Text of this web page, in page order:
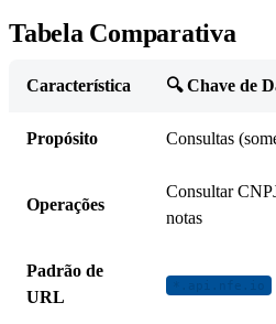
Tabela Comparativa
Característica 🔍 Chave de
Propósito Consultas
Operações
Consultar
notas
Padrão de
URL